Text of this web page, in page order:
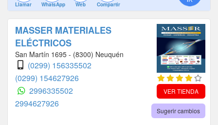
Llamar WhatsApp Web Compartir
MASSER MATERIALES
ELÉCTRICOS
San Martín 1695 - (8300) Neuquén
(0299) 156335502
(0299) 154627926
2996335502
2994627926
VER TIENDA
Sugerir cambios